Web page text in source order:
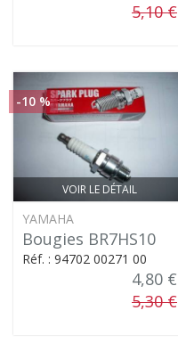
5,10 €
VOIR LE DÉTAIL
-10 %
YAMAHA
Bougies BR7HS10
Réf. : 94702 00271 00
4,80 €
5,30 €